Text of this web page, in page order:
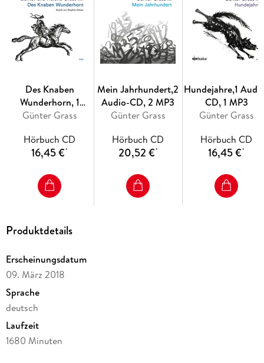
Des Knaben
Wunderhorn, 1
Audio-CD, 1 MP3
Günter Grass
Hörbuch CD
16,45 €*
Mein Jahrhundert,2
Audio-CD, 2 MP3
Günter Grass
Hörbuch CD
20,52 €*
Hundejahre,1
CD, 1 MP3
Günter Grass
Hörbuch CD
16,45 €*
Produktdetails
Erscheinungsdatum
09. März 2018
Sprache
deutsch
Laufzeit
1680 Minuten